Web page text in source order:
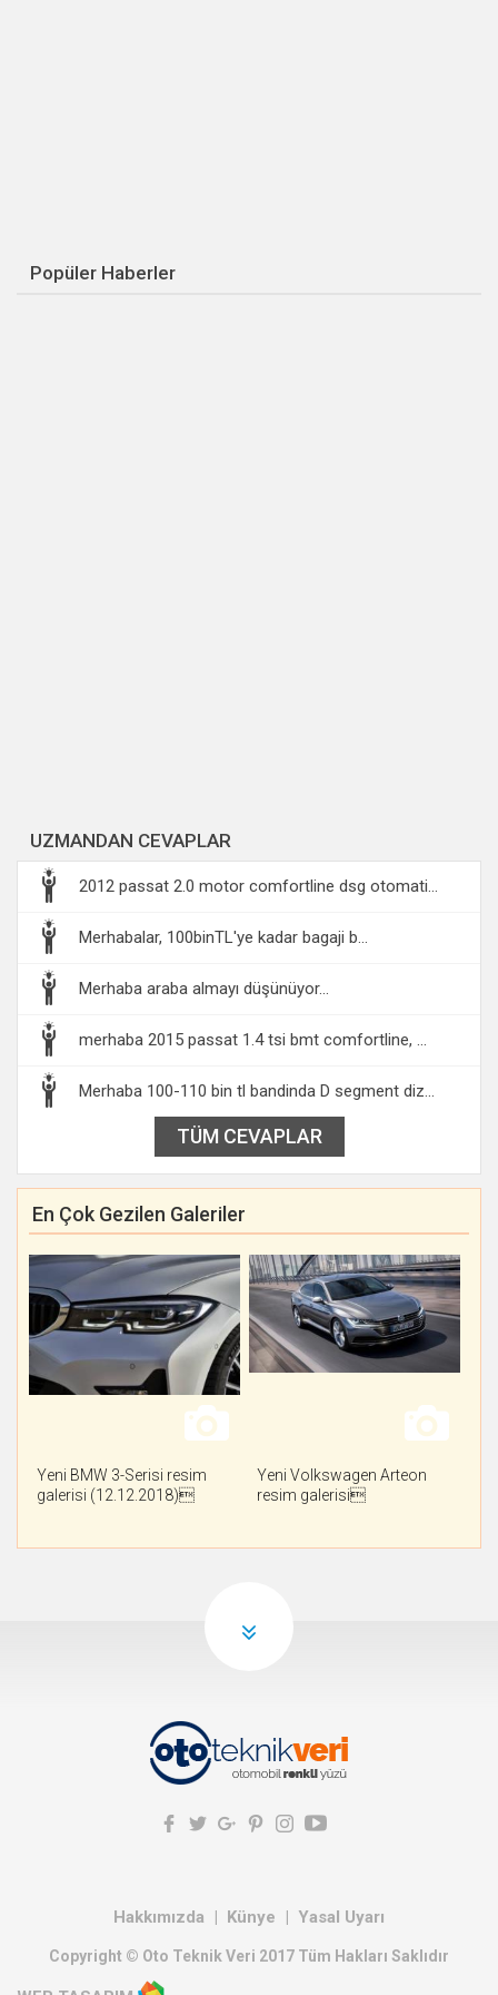
Popüler Haberler
UZMANDAN CEVAPLAR
2012 passat 2.0 motor comfortline dsg otomati...
Merhabalar, 100binTL'ye kadar bagaji b...
Merhaba araba almayı düşünüyor...
merhaba 2015 passat 1.4 tsi bmt comfortline, ...
Merhaba 100-110 bin tl bandinda D segment diz...
TÜM CEVAPLAR
En Çok Gezilen Galeriler
Yeni BMW 3-Serisi resim
galerisi (12.12.2018)
Yeni Volkswagen Arteon
resim galerisi
Hakkımızda Künye Yasal Uyarı
Copyright © Oto Teknik Veri 2017 Tüm Hakları Saklıdır